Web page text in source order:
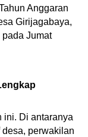
Anggaran
Girijagabaya,
pada Jumat
ini. Di antaranya
perwakilan